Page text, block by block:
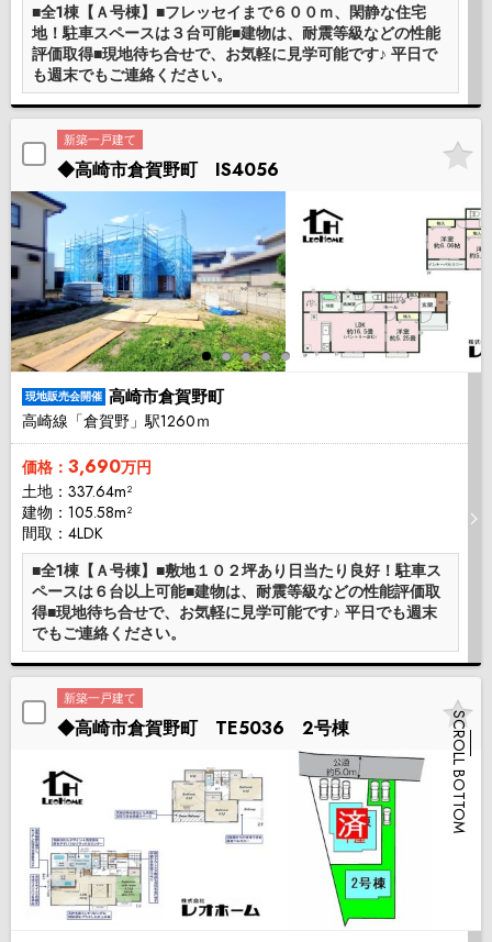
■全1棟【Ａ号棟】■フレッセイまで６００ｍ、閑静な住宅
地！駐車スペースは３台可能■建物は、耐震等級などの性能
評価取得■現地待ち合せで、お気軽に見学可能です♪ 平日で
も週末でもご連絡ください。
新築一戸建て
◆高崎市倉賀野町 IS4056
現地販売会開催 高崎市倉賀野町
高崎線「倉賀野」駅1260ｍ
価格： 3,690万円
土地：337.64m²
建物：105.58m²
間取：4LDK
■全1棟【Ａ号棟】■敷地１０２坪あり日当たり良好！駐車ス
ペースは６台以上可能■建物は、耐震等級などの性能評価取
得■現地待ち合せで、お気軽に見学可能です♪ 平日でも週末
でもご連絡ください。
新築一戸建て
◆高崎市倉賀野町 TE5036 2号棟 SCROLL BOTTOM